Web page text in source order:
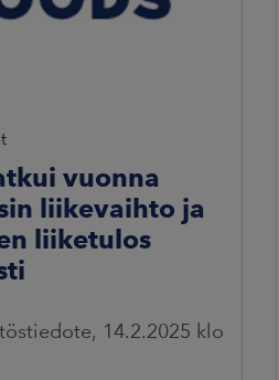
vuonna
liikevaihto ja
liiketulos
14.2.2025 klo